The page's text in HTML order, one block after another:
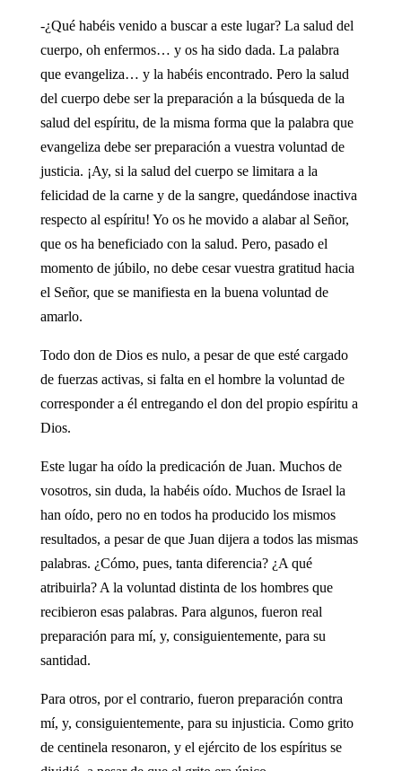
-¿Qué habéis venido a buscar a este lugar? La salud del
cuerpo, oh enfermos… y os ha sido dada. La palabra
que evangeliza… y la habéis encontrado. Pero la salud
del cuerpo debe ser la preparación a la búsqueda de la
salud del espíritu, de la misma forma que la palabra que
evangeliza debe ser preparación a vuestra voluntad de
justicia. ¡Ay, si la salud del cuerpo se limitara a la
felicidad de la carne y de la sangre, quedándose inactiva
respecto al espíritu! Yo os he movido a alabar al Señor,
que os ha beneficiado con la salud. Pero, pasado el
momento de júbilo, no debe cesar vuestra gratitud hacia
el Señor, que se manifiesta en la buena voluntad de
amarlo.
Todo don de Dios es nulo, a pesar de que esté cargado
de fuerzas activas, si falta en el hombre la voluntad de
corresponder a él entregando el don del propio espíritu a
Dios.
Este lugar ha oído la predicación de Juan. Muchos de
vosotros, sin duda, la habéis oído. Muchos de Israel la
han oído, pero no en todos ha producido los mismos
resultados, a pesar de que Juan dijera a todos las mismas
palabras. ¿Cómo, pues, tanta diferencia? ¿A qué
atribuirla? A la voluntad distinta de los hombres que
recibieron esas palabras. Para algunos, fueron real
preparación para mí, y, consiguientemente, para su
santidad.
Para otros, por el contrario, fueron preparación contra
mí, y, consiguientemente, para su injusticia. Como grito
de centinela resonaron, y el ejército de los espíritus se